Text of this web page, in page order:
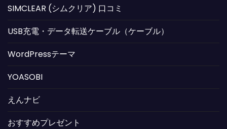
SIMCLEAR (シムクリア) 口コミ
USB充電・データ転送ケーブル（ケーブル）
WordPressテーマ
YOASOBI
えんナビ
おすすめプレゼント